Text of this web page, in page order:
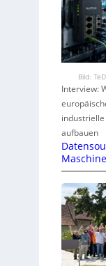
Bild:
Interview:
aufbauen
Maschine